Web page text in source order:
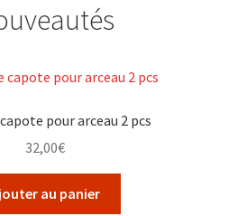
pour arceau 2 pcs
32,00€
au panier